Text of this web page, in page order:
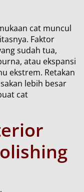
cat muncul
Faktor
sudah tua,
atau ekspansi
ekstrem. Retakan
lebih besar
cat